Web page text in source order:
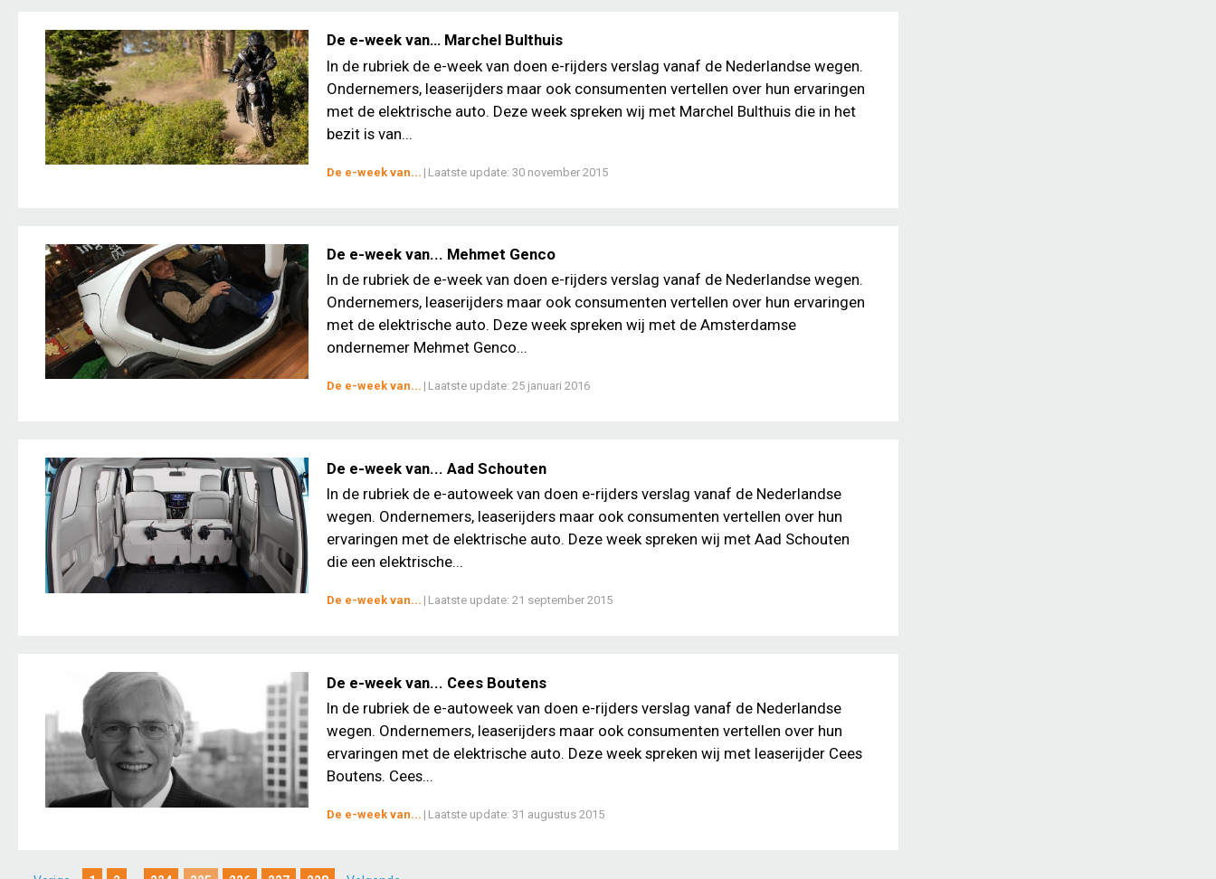
De e-week van… Marchel Bulthuis
In de rubriek de e-week van doen e-rijders verslag vanaf de Nederlandse wegen.
Ondernemers, leaserijders maar ook consumenten vertellen over hun ervaringen
met de elektrische auto. Deze week spreken wij met Marchel Bulthuis die in het
bezit is van...
De e-week van... | Laatste update: 30 november 2015
De e-week van... Mehmet Genco
In de rubriek de e-week van doen e-rijders verslag vanaf de Nederlandse wegen.
Ondernemers, leaserijders maar ook consumenten vertellen over hun ervaringen
met de elektrische auto. Deze week spreken wij met de Amsterdamse
ondernemer Mehmet Genco...
De e-week van... | Laatste update: 25 januari 2016
De e-week van... Aad Schouten
In de rubriek de e-autoweek van doen e-rijders verslag vanaf de Nederlandse
wegen. Ondernemers, leaserijders maar ook consumenten vertellen over hun
ervaringen met de elektrische auto. Deze week spreken wij met Aad Schouten
die een elektrische...
De e-week van... | Laatste update: 21 september 2015
De e-week van... Cees Boutens
In de rubriek de e-autoweek van doen e-rijders verslag vanaf de Nederlandse
wegen. Ondernemers, leaserijders maar ook consumenten vertellen over hun
ervaringen met de elektrische auto. Deze week spreken wij met leaserijder Cees
Boutens. Cees...
De e-week van... | Laatste update: 31 augustus 2015